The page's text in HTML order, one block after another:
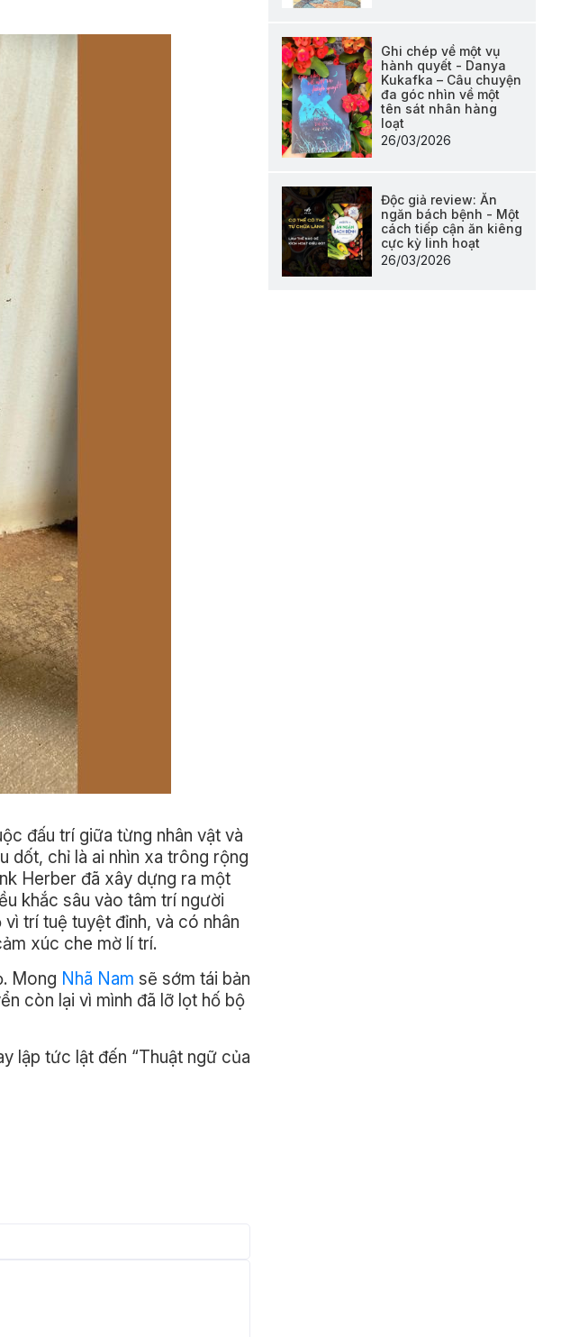
đấu trí giữa từng nhân vật và
dốt, chỉ là ai nhìn xa trông rộng
Herber đã xây dựng ra một
khắc sâu vào tâm trí người
trí tuệ tuyệt đỉnh, và có nhân
xúc che mờ lí trí.
Mong Nhã Nam sẽ sớm tái bản
còn lại vì mình đã lỡ lọt hố bộ
lập tức lật đến “Thuật ngữ của
Ghi chép về một vụ
hành quyết - Danya
Kukafka – Câu chuyện
đa góc nhìn về một
tên sát nhân hàng
loạt
26/03/2026
Độc giả review: Ăn
ngăn bách bệnh - Một
cách tiếp cận ăn kiêng
cực kỳ linh hoạt
26/03/2026